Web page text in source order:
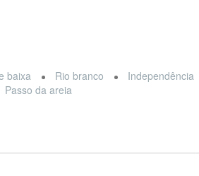
baixa Rio branco Independência
Passo da areia